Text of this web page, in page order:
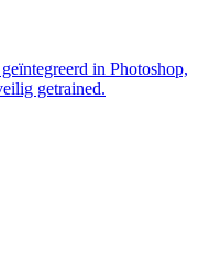
in Photoshop,
getrained.